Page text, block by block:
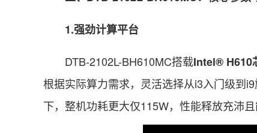
1.强劲计算平台
DTB-2102L-BH610MC搭载Intel® H610
根据实际算力需求，灵活选择从i3入门级到
下，整机功耗更大仅115W，性能释放充沛且